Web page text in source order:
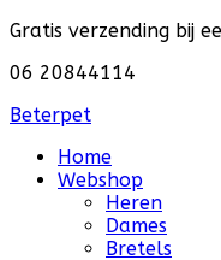
Gratis verzending bij
06 20844114
Beterpet
Home
Webshop
Heren
Dames
Bretels